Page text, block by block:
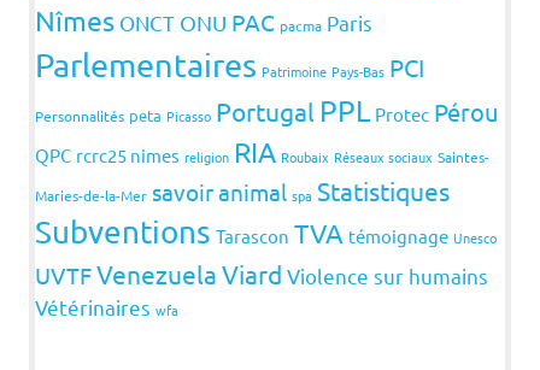
Nîmes ONCT ONU PAC pacma Paris
Parlementaires Patrimoine Pays-Bas PCI
Personnalités peta Picasso Portugal PPL Protec Pérou
QPC rcrc25 nimes religion RIA Roubaix Réseaux sociaux Saintes-
Maries-de-la-Mer savoir animal spa Statistiques
Subventions Tarascon TVA témoignage Unesco
UVTFVenezuelaViard Violence sur humains
Vétérinaires wfa